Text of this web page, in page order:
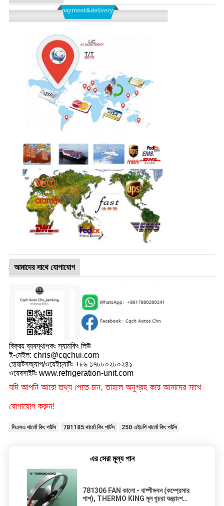
আমাদের সাথে যোগাযোগ
বিক্রয় ব্যবস্থাপকঃ স্যামকিং লিউ
ই-মেইল: chris@cqchui.com
হোয়াটসঅ্যাপ/ওয়েইচ্যাটঃ +৮৬ ১৭৮৮০২৮০২৪১
ওয়েবসাইটঃ www.refrigeration-unit.com
যদি আপনি আরো তথ্য পেতে চান, তাহলে অনুগ্রহ করে আমাদের সাথে
যোগাযোগ করুন!
সিএসএ থার্মো কিং পার্টস 781185 থার্মো কিং পার্টস 250 এইচপি থার্মো কিং পার্টস
এর সেরা মূল্য পান
781306 FAN কালো - বাষ্পীভবন (কম্প্রেসার
পাশ), THERMO KING মূল খুচরা যন্ত্রাংশ